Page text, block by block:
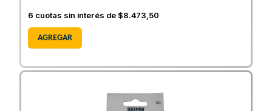
6 cuotas sin interés de $8.473,50
AGREGAR